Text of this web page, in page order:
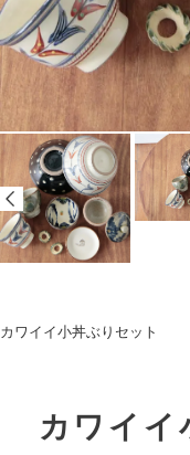
カワイイ小丼ぶりセット
カワイ